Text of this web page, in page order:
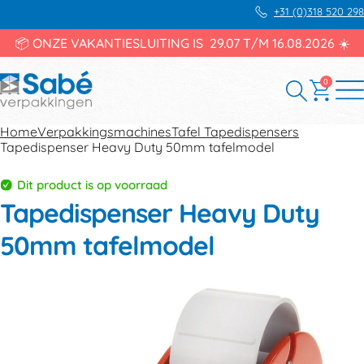
+31 (0)318 520 298
📦 ONZE VAKANTIESLUITING IS 29.07 T/M 16.08.2026 ☀️
0
HomeVerpakkingsmachinesTafel Tapedispensers
Tapedispenser Heavy Duty 50mm tafelmodel
Dit product is op voorraad
Tapedispenser Heavy Duty
50mm tafelmodel